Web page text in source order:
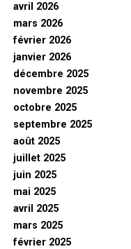
avril 2026
mars 2026
février 2026
janvier 2026
décembre 2025
novembre 2025
octobre 2025
septembre 2025
août 2025
juillet 2025
juin 2025
mai 2025
avril 2025
mars 2025
février 2025